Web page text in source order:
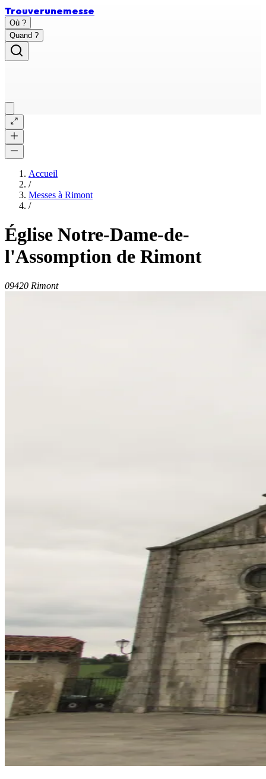
Trouverunemesse
Où ?
Quand ?
Accueil
/
Messes à Rimont
/
Église Notre-Dame-de-
l'Assomption de Rimont
09420 Rimont